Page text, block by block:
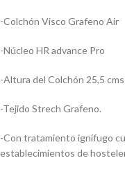
-Colchón Visco Grafeno Air
-Núcleo HR advance Pro
-Altura del Colchón 25,5 cms
-Tejido Strech Grafeno.
-Con tratamiento ignífugo
establecimientos de